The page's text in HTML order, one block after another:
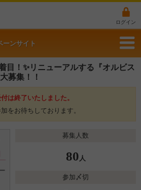
ログイン
ーンサイト
目！✨リニューアルする『オルビス
募集！！
は終了いたしました。
をお待ちしております。
募集人数
80 人
参加〆切